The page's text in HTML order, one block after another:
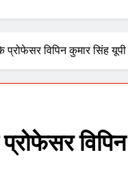
विपिन कुमार सिंह